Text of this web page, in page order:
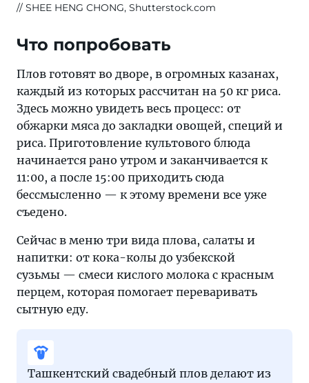
SHEE HENG CHONG, Shutterstock.com
Что попробовать
Плов готовят во дворе, в огромных казанах,
каждый из которых рассчитан на 50 кг риса.
Здесь можно увидеть весь процесс: от
обжарки мяса до закладки овощей, специй и
риса. Приготовление культового блюда
начинается рано утром и заканчивается к
11:00, а после 15:00 приходить сюда
бессмысленно — к этому времени все уже
съедено.
Сейчас в меню три вида плова, салаты и
напитки: от кока-колы до узбекской
сузьмы — смеси кислого молока с красным
перцем, которая помогает переваривать
сытную еду.
Ташкентский свадебный плов делают из